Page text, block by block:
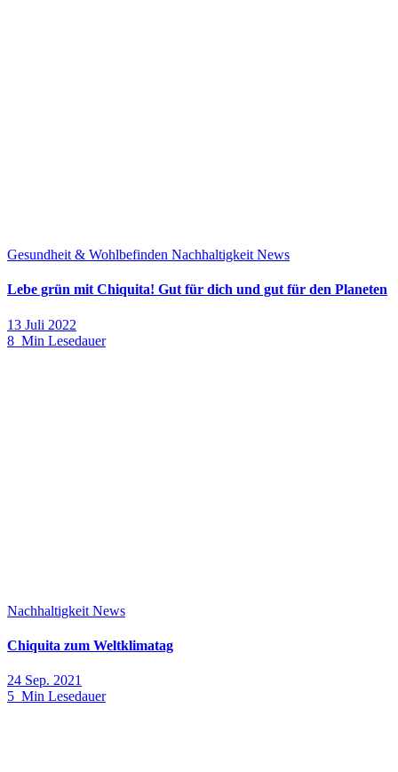
Gesundheit & Wohlbefinden Nachhaltigkeit News
Lebe grün mit Chiquita! Gut für dich und gut für den Planeten
13 Juli 2022
8 Min Lesedauer
Nachhaltigkeit News
Chiquita zum Weltklimatag
24 Sep. 2021
5 Min Lesedauer